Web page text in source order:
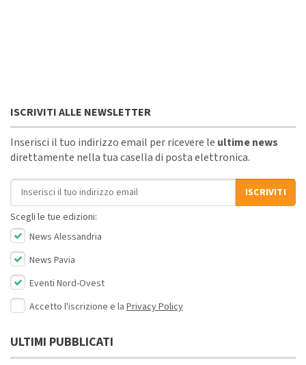
ISCRIVITI ALLE NEWSLETTER
Inserisci il tuo indirizzo email per ricevere le ultime news
direttamente nella tua casella di posta elettronica.
Indirizzo email
ISCRIVITI
Scegli le tue edizioni:
News Alessandria
News Pavia
Eventi Nord-Ovest
Accetto l'iscrizione e la Privacy Policy
ULTIMI PUBBLICATI